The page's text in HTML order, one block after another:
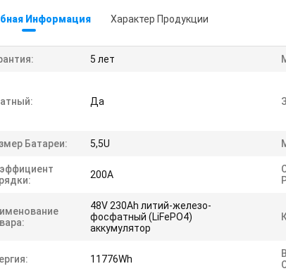
Информация Характер Продукции
5 лет
Да
Батареи: 5,5U
200A
48V 230Ah литий-железо-
фосфатный (LiFePO4)
аккумулятор
11776Wh